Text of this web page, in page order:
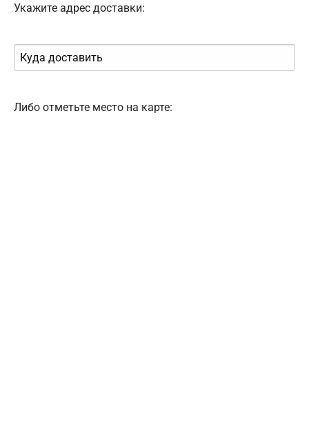
Укажите адрес доставки:
Либо отметьте место на карте: